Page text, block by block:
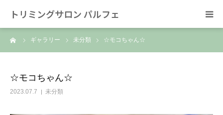
トリミングサロン パルフェ
ギャラリー 未分類 ☆モコちゃん☆
☆モコちゃん☆
2023.07.7 未分類
HOME